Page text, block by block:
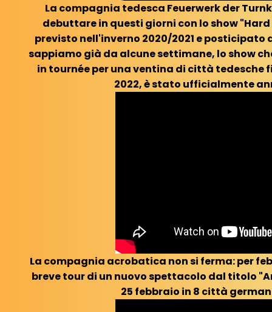
La compagnia tedesca Feuerwerk der
debuttare in questi giorni con lo show
previsto nell'inverno 2020/2021 e posticipato
sappiamo già da alcune settimane, lo show
in tournée per una ventina di città tedesche
2022, è stato ufficialmente
La compagnia acrobatica non si ferma: per
breve tour di un nuovo spettacolo dal titolo
25 febbraio in 8 città